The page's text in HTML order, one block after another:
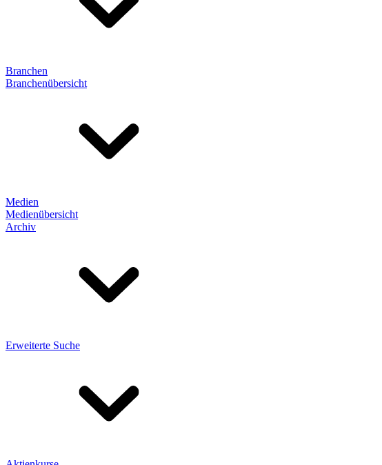
Branchen
Branchenübersicht
Medien
Medienübersicht
Archiv
Erweiterte Suche